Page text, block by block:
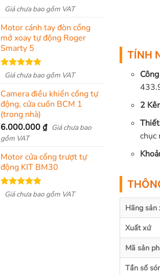
Được xếp
5 sao
Giá chưa bao gồm VAT
Motor cánh tay đòn cổng
mở xoay tự động Roger
Smarty 5
Được xếp
5 sao
Giá chưa bao gồm VAT
Camera điều khiển cổng tự
động, cửa cuốn BCM 1
(trong nhà)
6.000.000 ₫ Giá chưa bao
gồm VAT
Motor cửa cổng trượt tự
động KIT BM30
Được xếp
Giá chưa bao gồm VAT
TÍNH
2
chục
Hãng sản
Xuất xứ
Mã sản
Tần số